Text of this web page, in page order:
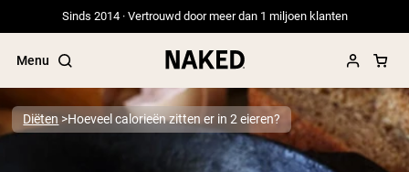
Sinds 2014 · Vertrouwd door meer dan 1 miljoen klanten
Menu
Diëten Hoeveel calorieën zitten er in 2 eieren?